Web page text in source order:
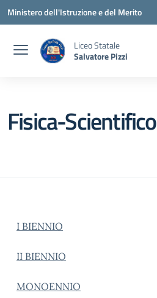
Vai ai contenuti
Vai al menu di navigazione
Vai al footer
Ministero dell'Istruzione e del Merito
Liceo Statale
Salvatore Pizzi
Fisica-Scientifico
I BIENNIO
II BIENNIO
MONOENNIO